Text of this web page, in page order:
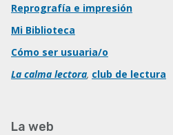
Reprografía e impresión
Mi Biblioteca
Cómo ser usuaria/o
La calma lectora, club de lectura
La web